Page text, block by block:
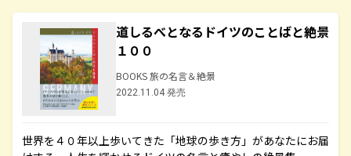
道しるべとなるドイツのことばと絶景
１００
BOOKS 旅の名言＆絶景
2022.11.04 発売
世界を４０年以上歩いてきた「地球の歩き方」があなたにお届